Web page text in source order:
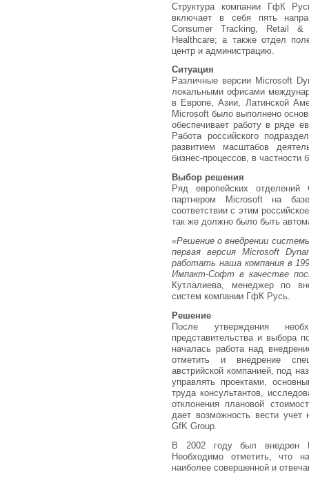
Структура компании ГфК
включает в себя пять
Consumer Tracking, Retail
Healthcare; а также отдел
центр и администрацию.
Ситуация
Различные версии Microsoft
локальными офисами
в Европе, Азии, Латинской
Microsoft было выполнено
обеспечивает работу в ряде
Работа российского
развитием масштабов
бизнес-процессов, в частности
Выбор решения
Ряд европейских отделений
партнером Microsoft на
соответствии с этим
так же должно было быть
«Решение о внедрении
первая версия Microsoft
работать наша компания в
Импакт-Софт в качестве
Кутлалиева, менеджер по
систем компании ГфК Русь.
Решение
После утверждения
представительства и выбора
началась работа над
отметить и внедрение
австрийской компанией, под
управлять проектами,
труда консультантов,
отклонения плановой
дает возможность вести учет
GfK Group.
В 2002 году был внедрен
Необходимо отметить, что
наиболее совершенной и